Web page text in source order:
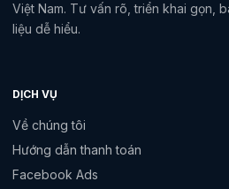
Việt Nam. Tư vấn rõ, triển khai gọn,
liệu dễ hiểu.
DỊCH VỤ
Về chúng tôi
Hướng dẫn thanh toán
Facebook Ads